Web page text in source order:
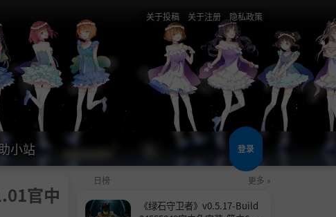
关于投稿 关于注册 隐私政策
小站 登录
官中
日榜 更多 »
《绿石守卫者》v0.5.17-Build